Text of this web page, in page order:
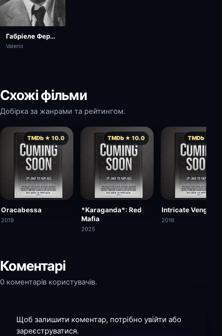
Габріеле Ферцетті
Valerio
Схожі фільми
Добірка за жанрами та рейтингом.
TMDb ★ 10.0
Oracabessa
2019
TMDb ★ 10.0
*Karaganda*: Red
Mafia
2025
TMDb ★
Intricate
2016
Коментарі
0 коментарів користувачів.
Щоб залишити коментар, потрібно увійти або
зареєструватися.